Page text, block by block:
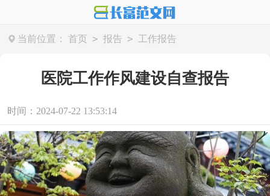
当前位置： 首页 > 报告 > 工作报告
医院工作作风建设自查报告
时间：2024-07-22 13:53:14